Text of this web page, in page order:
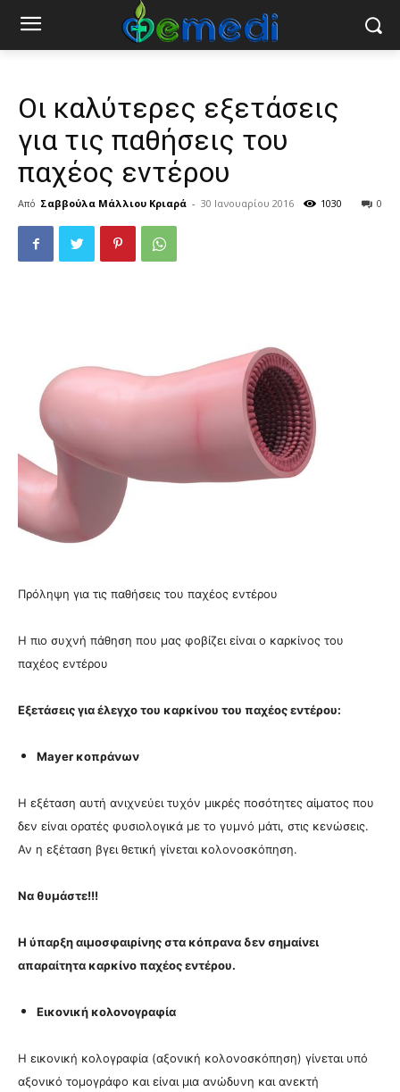
Οι καλύτερες εξετάσεις
για τις παθήσεις του
παχέος εντέρου
Από Σαββούλα Μάλλιου Κριαρά - 30 Ιανουαρίου 2016 0
1030
Πρόληψη για τις παθήσεις του παχέος εντέρου
Η πιο συχνή πάθηση που μας φοβίζει είναι ο καρκίνος του
παχέος εντέρου
Εξετάσεις για έλεγχο του καρκίνου του παχέος εντέρου:
Mayer κοπράνων
Η εξέταση αυτή ανιχνεύει τυχόν μικρές ποσότητες αίματος που
δεν είναι ορατές φυσιολογικά με το γυμνό μάτι, στις κενώσεις.
Αν η εξέταση βγει θετική γίνεται κολονοσκόπηση.
Να θυμάστε!!!
Η ύπαρξη αιμοσφαιρίνης στα κόπρανα δεν σημαίνει
απαραίτητα καρκίνο παχέος εντέρου.
Εικονική κολονογραφία
Η εικονική κολογραφία (αξονική κολονοσκόπηση) γίνεται υπό
αξονικό τομογράφο και είναι μια ανώδυνη και ανεκτή